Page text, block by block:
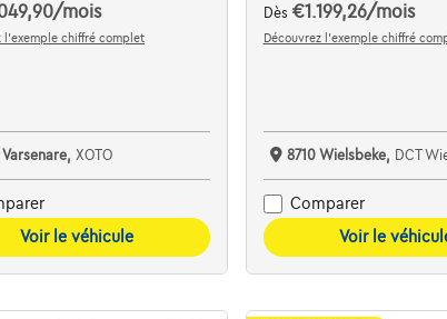
/mois
l’exemple chiffré complet
Varsenare,XOTO
Voir le véhicule
Dès €1.199,26/mois
Découvrez l’exemple chiffré
8710 Wielsbeke, DCT
Comparer
Voir le